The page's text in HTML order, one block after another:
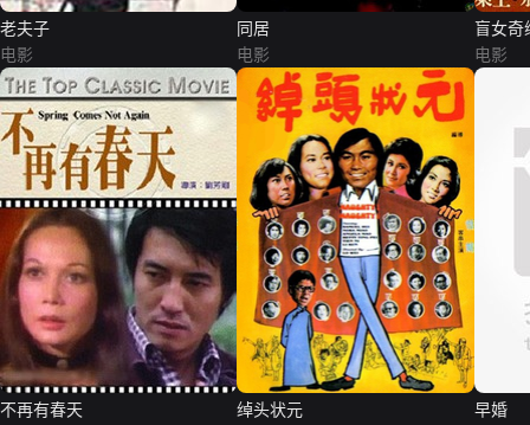
老夫子
电影
同居
电影
盲女奇
电影
不再有春天
绰头状元
早婚